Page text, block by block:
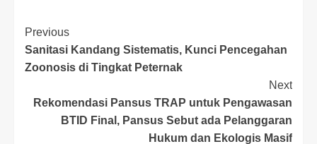
Previous
Sanitasi Kandang Sistematis, Kunci Pencegahan
Zoonosis di Tingkat Peternak
Next
Rekomendasi Pansus TRAP untuk Pengawasan
BTID Final, Pansus Sebut ada Pelanggaran
Hukum dan Ekologis Masif